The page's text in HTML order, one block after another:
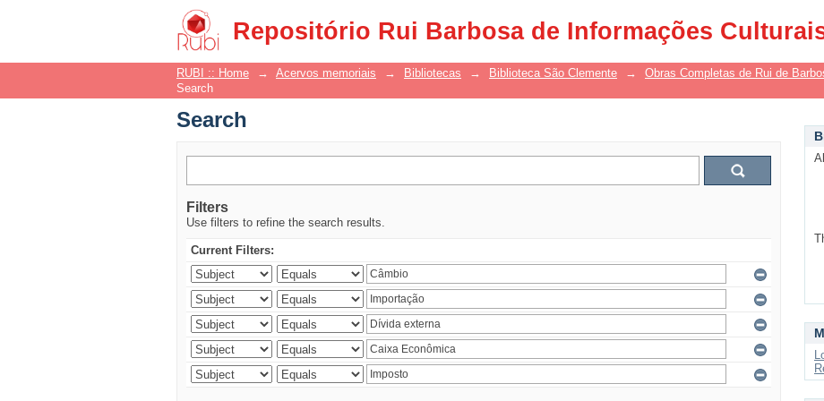
Repositório Rui Barbosa de Informações
Search
RUBI :: Home → Acervos memoriais → Bibliotecas → Biblioteca São Clemente → Obras Completas de Rui de
Search
Search
Filters
Use filters to refine the search results.
Current Filters: